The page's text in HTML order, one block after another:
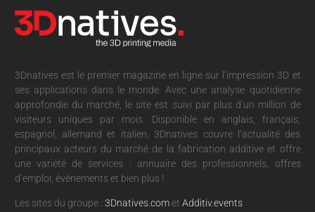
3Dnatives est le premier magazine en ligne sur l’impression 3D et
ses applications dans le monde. Avec une analyse quotidienne
approfondie du marché, le site est suivi par plus d’un million de
visiteurs uniques par mois. Disponible en anglais, français,
espagnol, allemand et italien, 3Dnatives couvre l’actualité des
principaux acteurs du marché de la fabrication additive et offre
une variété de services : annuaire des professionnels, offres
d’emploi, évènements et bien plus !
Les sites du groupe : 3Dnatives.comet Additiv.events